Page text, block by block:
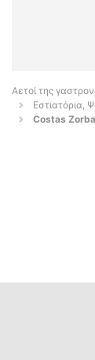
Αετοί της
Εστιατόρια,
Costas